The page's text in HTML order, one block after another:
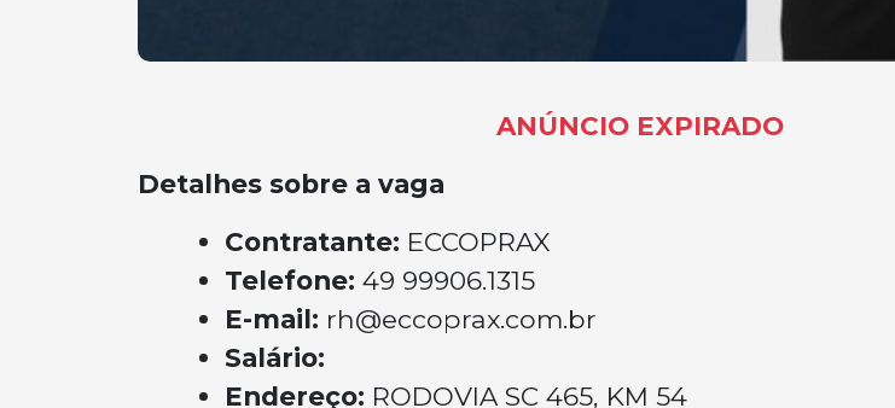
ANÚNCIO EXPIRADO
Detalhes sobre a vaga
Contratante: ECCOPRAX
Telefone: 49 99906.1315
E-mail: rh@eccoprax.com.br
Salário:
Endereço: RODOVIA SC 465, KM 54